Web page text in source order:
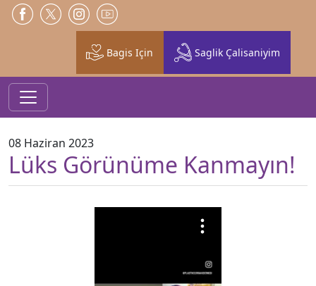
Bagis Için Saglik Çalisaniyim
08 Haziran 2023
Lüks Görünüme Kanmayın!